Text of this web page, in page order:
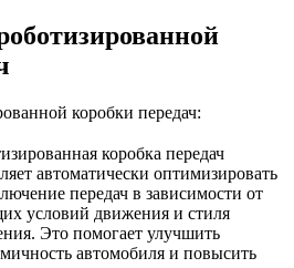
коробки передач:
коробка передач
автоматически оптимизировать
передач в зависимости от
условий движения и стиля
Это помогает улучшить
автомобиля и повысить